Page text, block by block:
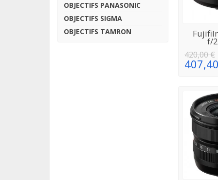
OBJECTIFS PANASONIC
OBJECTIFS SIGMA
OBJECTIFS TAMRON
f/
420,00 €